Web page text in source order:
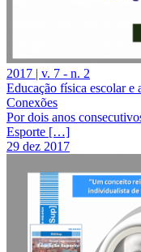
2017 | v. 7 - n. 2
Educação física escolar e
Conexões
Por dois anos
Esporte […]
29 dez 2017